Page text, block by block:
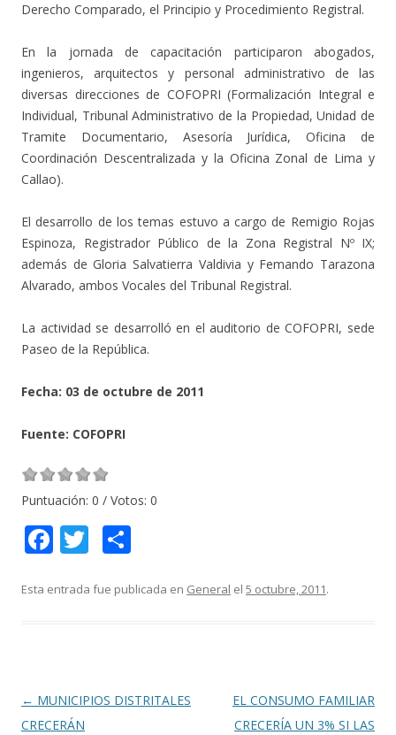
Derecho Comparado, el Principio y Procedimiento Registral.
En la jornada de capacitación participaron abogados,
ingenieros, arquitectos y personal administrativo de las
diversas direcciones de COFOPRI (Formalización Integral e
Individual, Tribunal Administrativo de la Propiedad, Unidad de
Tramite Documentario, Asesoría Jurídica, Oficina de
Coordinación Descentralizada y la Oficina Zonal de Lima y
Callao).
El desarrollo de los temas estuvo a cargo de Remigio Rojas
Espinoza, Registrador Público de la Zona Registral Nº IX;
además de Gloria Salvatierra Valdivia y Femando Tarazona
Alvarado, ambos Vocales del Tribunal Registral.
La actividad se desarrolló en el auditorio de COFOPRI, sede
Paseo de la República.
Fecha: 03 de octubre de 2011
Fuente: COFOPRI
Puntuación: 0 / Votos: 0
F
e
k
T
itt m
r
Esta entrada fue publicada en General el 5 octubre, 2011.
Navegación
de
← MUNICIPIOS DISTRITALES
CRECERÁN
EL CONSUMO FAMILIAR
CRECERÍA UN 3% SI LAS